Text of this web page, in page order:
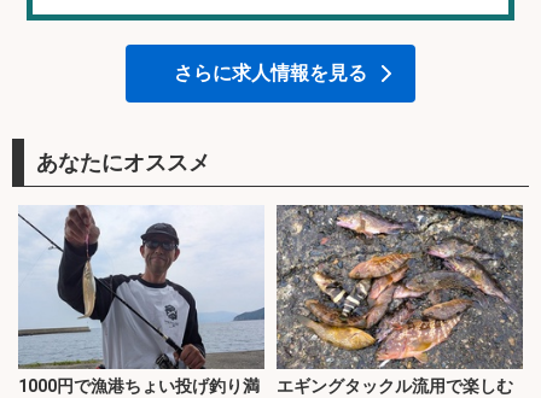
さらに求人情報を見る
あなたにオススメ
1000円で漁港ちょい投げ釣り満
エギングタックル流用で楽しむ